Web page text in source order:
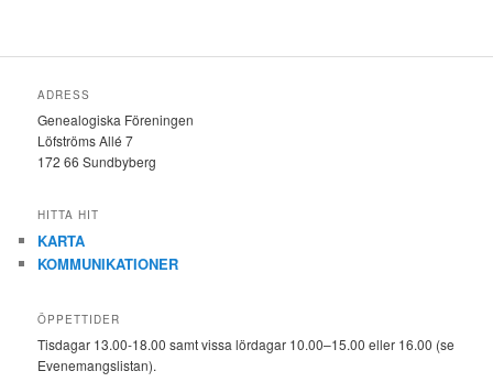
ADRESS
Genealogiska Föreningen
Löfströms Allé 7
172 66 Sundbyberg
HITTA HIT
KARTA
KOMMUNIKATIONER
ÖPPETTIDER
Tisdagar 13.00-18.00 samt vissa lördagar 10.00–15.00 eller 16.00 (se
Evenemangslistan).